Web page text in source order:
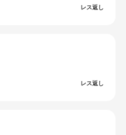
レス返し
レス返し